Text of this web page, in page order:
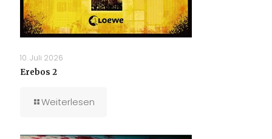
10. Juli 2026
Erebos 2
Weiterlesen